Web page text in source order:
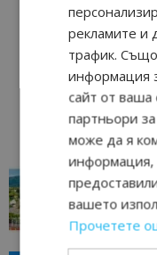
отвъд
Петрич
рекламите и
трафик.
информация
сайт от ваша
партньори
може да я
информация,
вашето
Прочетете